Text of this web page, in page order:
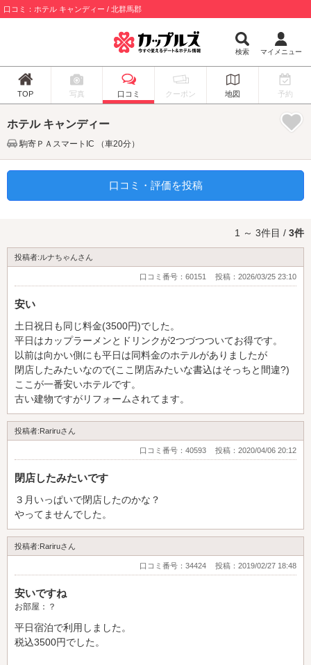
口コミ：ホテル キャンディー / 北群馬郡
検索 マイメニュー
TOP 写真 口コミ クーポン 地図 予約
ホテル キャンディー
駒寄ＰＡスマートIC （車20分）
口コミ・評価を投稿
1 ～ 3件目 / 3件
投稿者:ルナちゃんさん
口コミ番号：60151 投稿：2026/03/25 23:10
安い
土日祝日も同じ料金(3500円)でした。
平日はカップラーメンとドリンクが2つづつついてお得です。
以前は向かい側にも平日は同料金のホテルがありましたが
閉店したみたいなので(ここ閉店みたいな書込はそっちと間違?)
ここが一番安いホテルです。
古い建物ですがリフォームされてます。
投稿者:Rariruさん
口コミ番号：40593 投稿：2020/04/06 20:12
閉店したみたいです
３月いっぱいで閉店したのかな？
やってませんでした。
投稿者:Rariruさん
口コミ番号：34424 投稿：2019/02/27 18:48
安いですね
お部屋：？
平日宿泊で利用しました。
税込3500円でした。